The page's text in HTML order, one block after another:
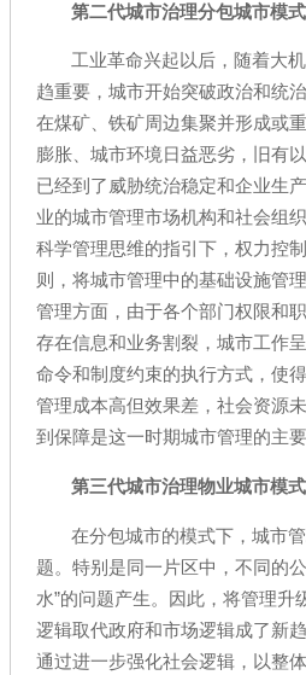
第二代城市治理分包城市模式
工业革命兴起以后，随着大
趋重要，城市开始突破政治和统
在煤矿、铁矿周边集聚并形成或
膨胀、城市环境日益恶劣，旧有
已经到了威胁统治稳定和企业生
业的城市管理市场机构和社会组
科学管理思维的指引下，权力控
则，将城市管理中的基础设施管
管理方面，由于各个部门权限和
存在信息和业务割裂，城市工作
命令和制度约束的执行方式，使
管理成本高但效果差，社会资源
到保障是这一时期城市管理的主要
第三代城市治理物业城市模式
在分包城市的模式下，城市
题。特别是同一片区中，不同的
水”的问题产生。因此，将管理
逻辑取代政府和市场逻辑成了新
通过进一步强化社会逻辑，以整